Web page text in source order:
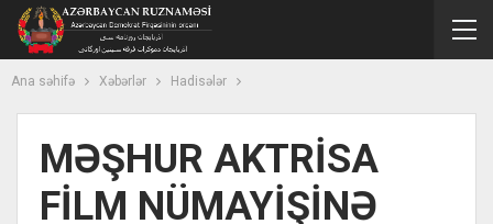
Ana səhifə Xəbərlər Hadisələr
MƏŞHUR AKTRİSA
FİLM NÜMAYİŞİNƏ